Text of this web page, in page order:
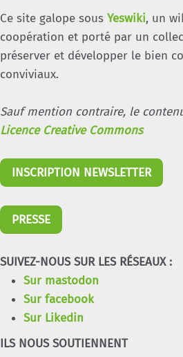
Ce site galope sous Yeswiki, un
coopération et porté par un
préserver et développer le bien
conviviaux.
Sauf mention contraire, le
Licence Creative Commons
INSCRIPTION NEWSLETTER
PRESSE
SUIVEZ-NOUS SUR LES RÉSEAUX :
Sur mastodon
Sur facebook
Sur Likedin
ILS NOUS SOUTIENNENT